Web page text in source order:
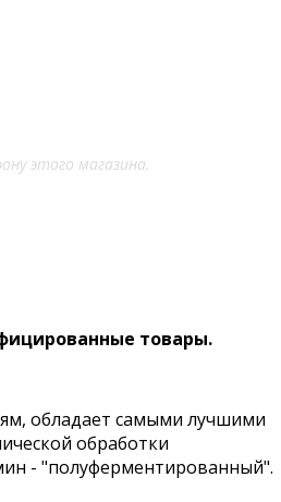
этого магазина.
товары.
обладает самыми лучшими
обработки
- "полуферментированный".